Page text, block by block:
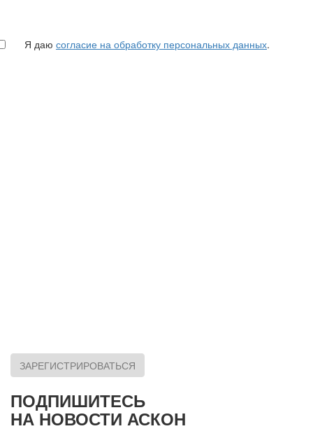
Я даю согласие на обработку персональных данных.
ЗАРЕГИСТРИРОВАТЬСЯ
ПОДПИШИТЕСЬ
НА НОВОСТИ АСКОН